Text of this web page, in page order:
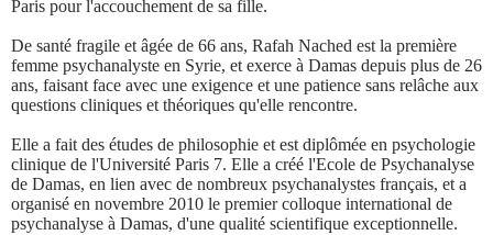
Paris pour l'accouchement de sa fille.
De santé fragile et âgée de 66 ans, Rafah Nached est la première
femme psychanalyste en Syrie, et exerce à Damas depuis plus de 26
ans, faisant face avec une exigence et une patience sans relâche aux
questions cliniques et théoriques qu'elle rencontre.
Elle a fait des études de philosophie et est diplômée en psychologie
clinique de l'Université Paris 7. Elle a créé l'Ecole de Psychanalyse
de Damas, en lien avec de nombreux psychanalystes français, et a
organisé en novembre 2010 le premier colloque international de
psychanalyse à Damas, d'une qualité scientifique exceptionnelle.